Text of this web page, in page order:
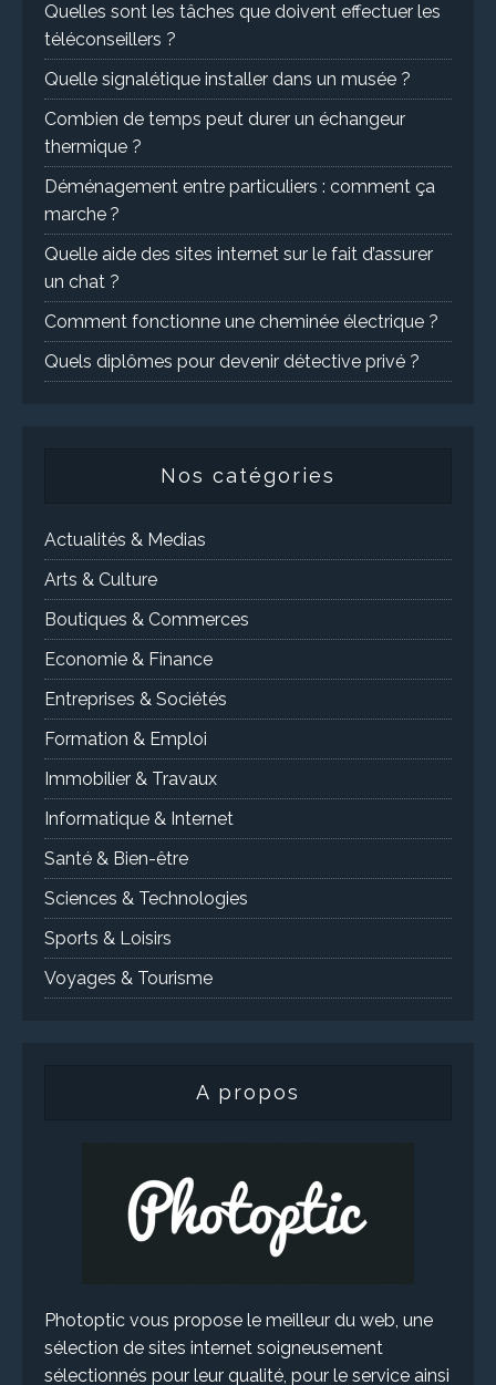
Quelles sont les tâches que doivent effectuer les
téléconseillers ?
Quelle signalétique installer dans un musée ?
Combien de temps peut durer un échangeur
thermique ?
Déménagement entre particuliers : comment ça
marche ?
Quelle aide des sites internet sur le fait d’assurer
un chat ?
Comment fonctionne une cheminée électrique ?
Quels diplômes pour devenir détective privé ?
Nos catégories
Actualités & Medias
Arts & Culture
Boutiques & Commerces
Economie & Finance
Entreprises & Sociétés
Formation & Emploi
Immobilier & Travaux
Informatique & Internet
Santé & Bien-être
Sciences & Technologies
Sports & Loisirs
Voyages & Tourisme
A propos
Photoptic vous propose le meilleur du web, une
sélection de sites internet soigneusement
sélectionnés pour leur qualité, pour le service ainsi